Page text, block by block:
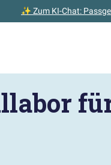
✨ Zum KI-Chat: